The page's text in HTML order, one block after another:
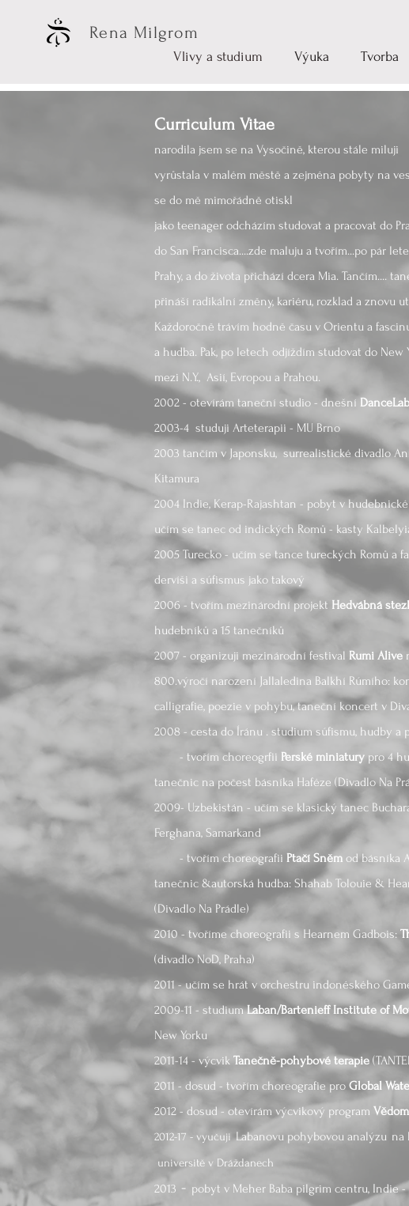
Rena Milgrom
Vlivy a studium Výuka Tvorba
Curriculum Vitae
narodila jsem se na Vysočině, kterou stále miluji
vyrůstala v malém městě a zejména pobyty na
se do mě mimořádně otiskl
jako teenager odcházím studovat a pracovat do
do San Francisca....zde maluju a tvořím...po pár
Prahy, a do života přichází dcera Mia. Tančím....
přináší radikální změny, kariéru, rozklad a znovu
Každoročně trávím hodně času v Orientu a
a hudba. Pak, po letech odjíždím studovat do New
mezi N.Y., Asií, Evropou a Prahou.
2002 - otevírám taneční studio - dnešní DanceLab
2003-4 studuji Arteterapii - MU Brno
2003 tančím v Japonsku, surrealistické divadlo
Kitamura
2004 Indie, Kerap-Rajashtan - pobyt v
učím se tanec od indických Romů - kasty
2005 Turecko - učím se tance tureckých Romů a
dervíši a súfismus jako takový
2006 - tvořím mezinárodní projekt Hedvábná
hudebníků a 15 tanečníků
2007 - organizuji mezinárodní festival Rumi Alive
800.výročí narození Jallaledina Balkhí Rúmího:
calligrafie, poezie v pohybu, taneční koncert v
2008 - cesta do Íránu . studium súfismu, hudby a
- tvořím choreogrfii Perské miniatury pro 4
tanečnic na počest básníka Haféze (Divadlo Na
2009- Uzbekistán - učím se klasický tanec
Ferghana, Samarkand
- tvořím choreografii Ptačí Sněm od básníka
tanečnic &autorská hudba: Shahab Tolouie &
(Divadlo Na Prádle)
2010 - tvoříme choreografii s Hearnem Gadbois:
(divadlo NoD, Praha)
2011 - učím se hrát v orchestru indonéského
2009-11 - studiumLaban/Bartenieff Institute of
New Yorku
2011-14 - výcvik Tanečně-pohybové terapie
2011 - dosud - tvořím choreografie pro Global
2012 - dosud - otevírám výcvikový program
2012-17 - vyučuji Labanovu pohybovou analýzu na
universitě v Dráždanech
2013 - pobyt v Meher Baba pilgrim centru, Indie